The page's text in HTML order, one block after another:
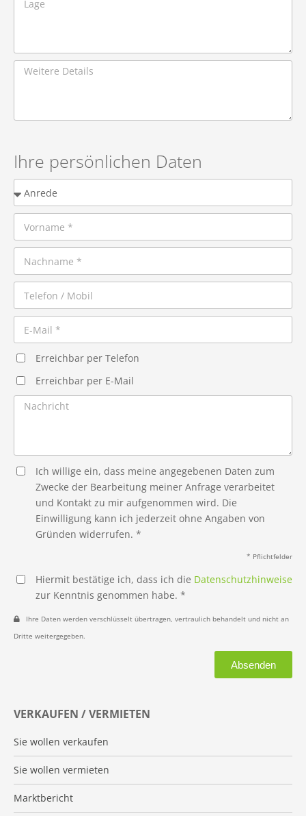
VERKAUFEN / VERMIETEN
Sie wollen verkaufen
Sie wollen vermieten
Marktbericht
Ihre persönlichen Daten
Erreichbar per Telefon
Erreichbar per E-Mail
Ich willige ein, dass meine angegebenen Daten zum
Zwecke der Bearbeitung meiner Anfrage verarbeitet
und Kontakt zu mir aufgenommen wird. Die
Einwilligung kann ich jederzeit ohne Angaben von
Gründen widerrufen. *
* Pflichtfelder
Hiermit bestätige ich, dass ich die Datenschutzhinweise
zur Kenntnis genommen habe. *
Ihre Daten werden verschlüsselt übertragen, vertraulich behandelt und nicht an
Dritte weitergegeben.
Absenden